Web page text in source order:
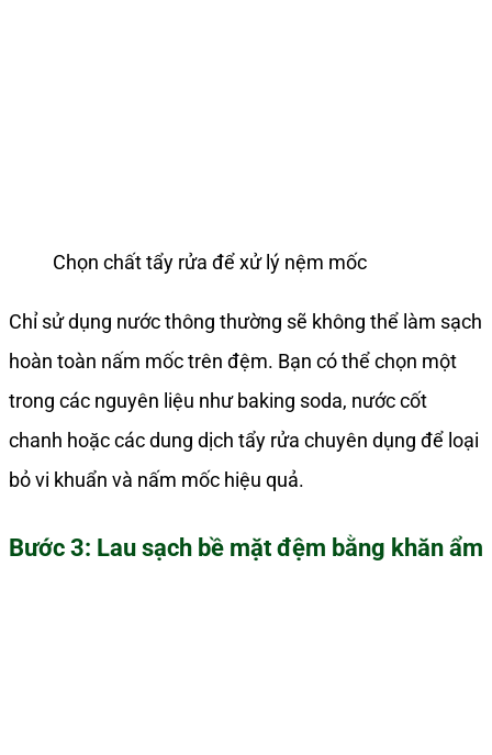
Chọn chất tẩy rửa để xử lý nệm mốc
Chỉ sử dụng nước thông thường sẽ không thể làm sạch
hoàn toàn nấm mốc trên đệm. Bạn có thể chọn một
trong các nguyên liệu như baking soda, nước cốt
chanh hoặc các dung dịch tẩy rửa chuyên dụng để loại
bỏ vi khuẩn và nấm mốc hiệu quả.
Bước 3: Lau sạch bề mặt đệm bằng khăn ẩm